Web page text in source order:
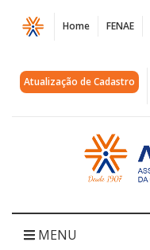
Página
Arquivos
Geral
APCEF/SP
Home FENAE
Atualização de Cadastro
Acessar
página
inicial
MENU